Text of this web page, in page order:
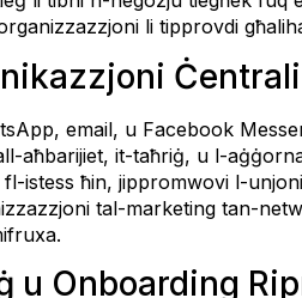
li tipprovdi
email, u Facebook
aħbarijiet, it-taħriġ, u l-
fl-istess ħin, jippromwovi l-
tal-marketing tan-
u Onboarding